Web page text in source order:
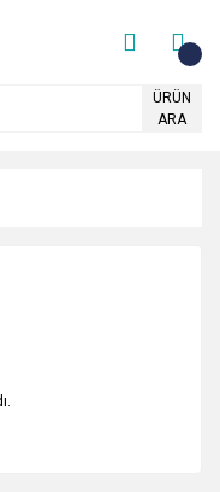
ÜRÜN
ARA